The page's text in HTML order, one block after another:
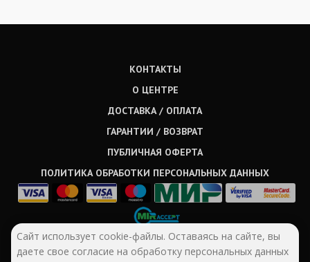
КОНТАКТЫ
О ЦЕНТРЕ
ДОСТАВКА / ОПЛАТА
ГАРАНТИИ / ВОЗВРАТ
ПУБЛИЧНАЯ ОФЕРТА
ПОЛИТИКА ОБРАБОТКИ ПЕРСОНАЛЬНЫХ ДАННЫХ
Сайт использует cookie-файлы. Оставаясь на сайте, вы
даете свое согласие на обработку персональных данных